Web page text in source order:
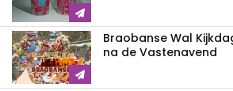
Braobanse Wal
na de Vastenavend